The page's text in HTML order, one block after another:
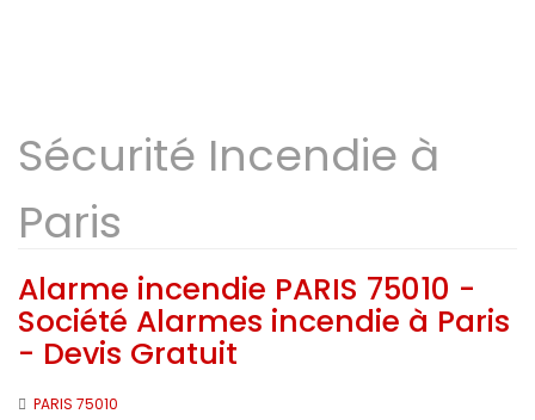
Sécurité Incendie à
Paris
Alarme incendie PARIS 75010 -
Société Alarmes incendie à Paris
- Devis Gratuit
PARIS 75010